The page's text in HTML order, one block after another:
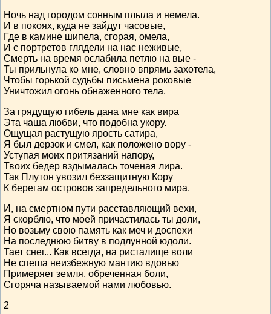
Ночь над городом сонным плыла и немела.
И в покоях, куда не зайдут часовые,
Где в камине шипела, сгорая, омела,
И с портретов глядели на нас неживые,
Смерть на время ослабила петлю на вые -
Ты прильнула ко мне, словно впрямь захотела,
Чтобы горькой судьбы письмена роковые
Уничтожил огонь обнаженного тела.
За грядущую гибель дана мне как вира
Эта чаша любви, что подобна укору.
Ощущая растущую ярость сатира,
Я был дерзок и смел, как положено вору -
Уступая моих притязаний напору,
Твоих бедер вздымалась точеная лира.
Так Плутон увозил беззащитную Кору
К берегам островов запредельного мира.
И, на смертном пути расставляющий вехи,
Я скорблю, что моей причастилась ты доли,
Но возьму свою память как меч и доспехи
На последнюю битву в подлунной юдоли.
Тает снег... Как всегда, на ристалище воли
Не спеша неизбежную мантию вдовью
Примеряет земля, обреченная боли,
Сгоряча называемой нами любовью.
2